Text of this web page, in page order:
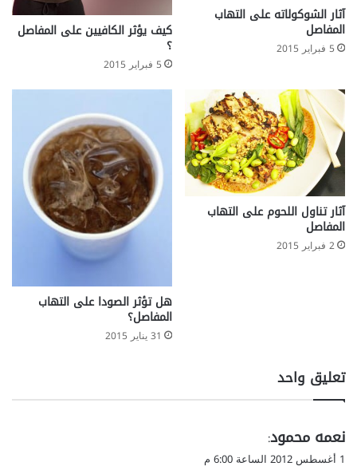
آثار الشوكولاته على التهاب
المفاصل
5 فبراير 2015
كيف يؤثر الكافيين على المفاصل
؟
5 فبراير 2015
آثار تناول اللحوم على التهاب
المفاصل
2 فبراير 2015
هل تؤثر الصودا على التهاب
المفاصل؟
31 يناير 2015
تعليق واحد
ي
ق
نعمه محمود:
1 أغسطس 2012 الساعة 6:00 م